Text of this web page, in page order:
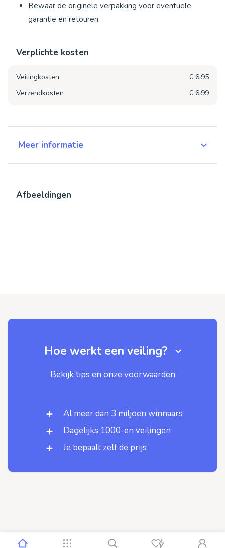
Bewaar de originele verpakking voor eventuele
garantie en retouren.
Verplichte kosten
Veilingkosten
€ 6,95
Verzendkosten
€ 6,99
Meer informatie
Afbeeldingen
Hoe werkt een veiling?
Bekijk tips en onze voorwaarden
Al meer dan 3 miljoen winnaars
Dagelijks 1000-en veilingen
Je bepaalt zelf de prijs